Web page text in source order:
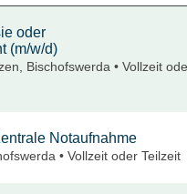
oder
(m/w/d)
Bischofswerda • Vollzeit
Notaufnahme
• Vollzeit oder Teilzeit